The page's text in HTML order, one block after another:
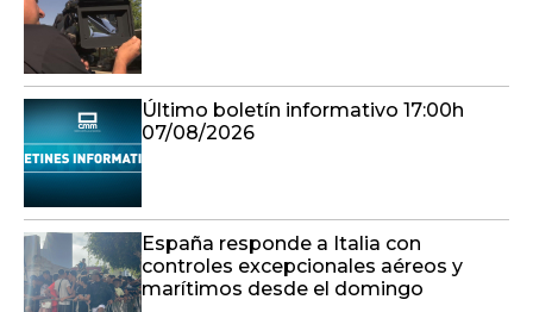
Último boletín informativo 17:00h
07/08/2026
España responde a Italia con
controles excepcionales aéreos y
marítimos desde el domingo